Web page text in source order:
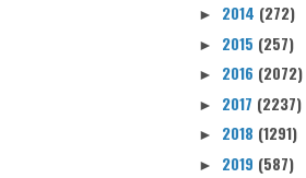
► 2014 (272)
► 2015 (257)
► 2016 (2072)
► 2017 (2237)
► 2018 (1291)
► 2019 (587)